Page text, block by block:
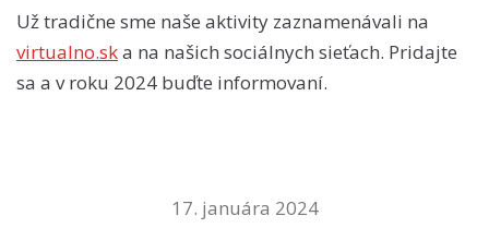
Už tradične sme naše aktivity zaznamenávali na
virtualno.ska na našich sociálnych sieťach. Pridajte
sa a v roku 2024 buďte informovaní.
17. januára 2024